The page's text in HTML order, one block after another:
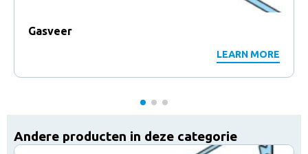
Gasveer
LEARN MORE
Andere producten in deze categorie